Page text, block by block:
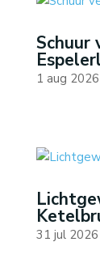
Schuur
1 aug 2026
31 jul 2026